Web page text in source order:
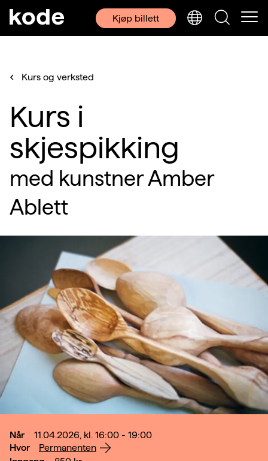
Kjøp billett
Kurs og verksted
Kurs i
skjespikking
med kunstner Amber
Ablett
Når
11.04.2026, kl. 16:00 - 19:00
Hvor
Permanenten